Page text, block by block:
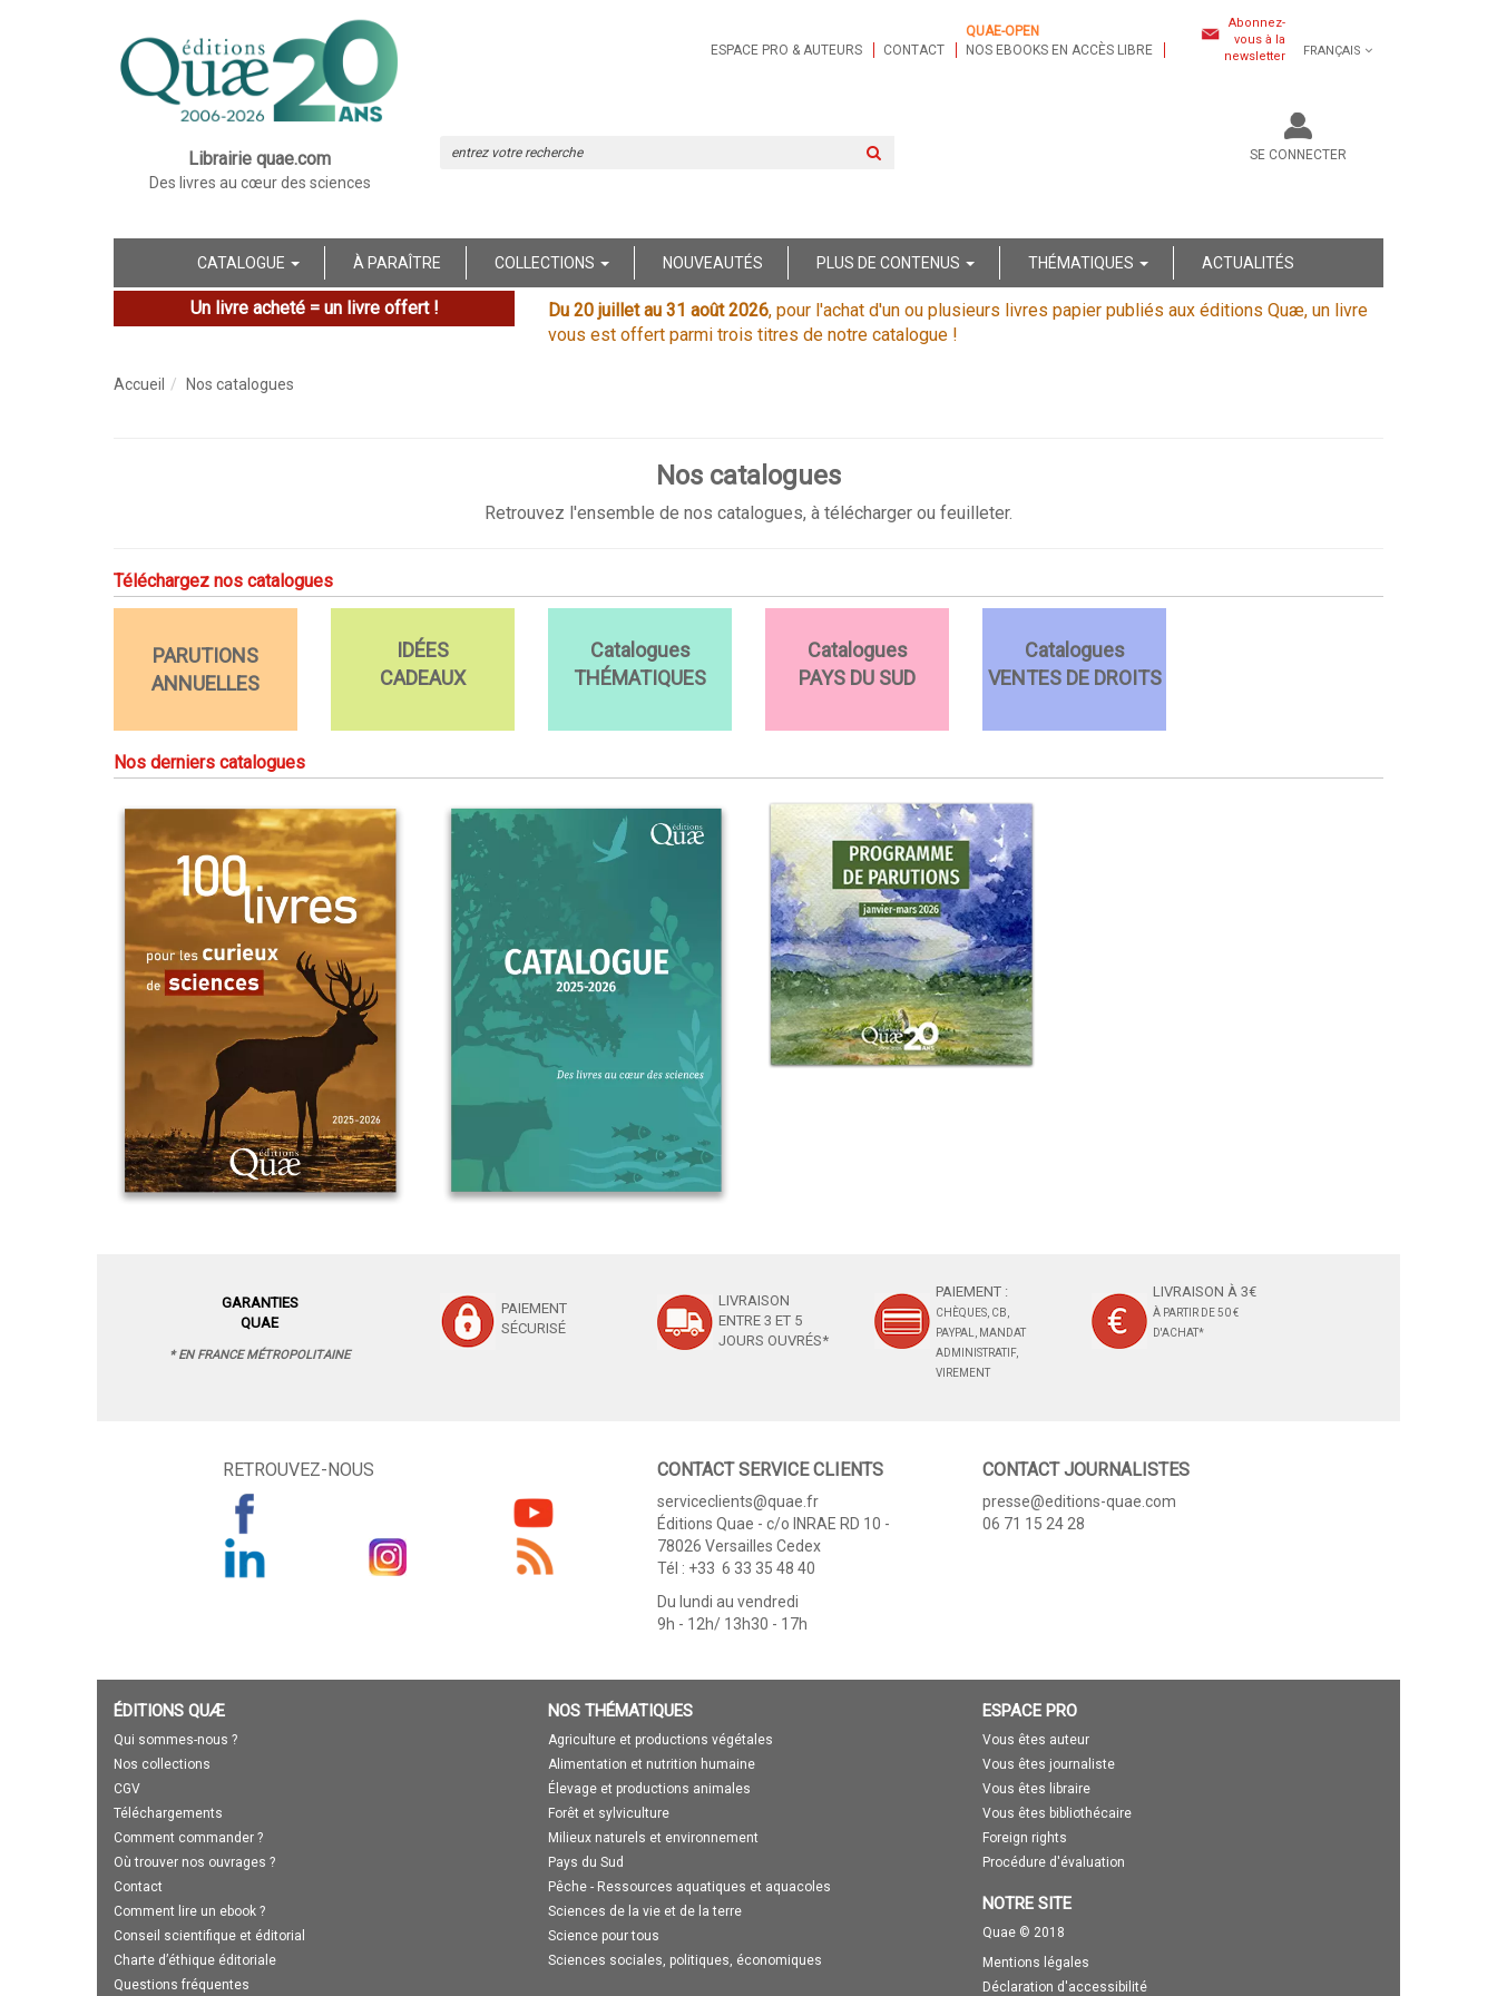
Librairie quae.com
Des livres au cœur des sciences
ESPACE PRO & AUTEURS CONTACT
QUAE-OPEN
NOS EBOOKS EN ACCÈS LIBRE
Abonnez-
vous à la
newsletter
FRANÇAIS
SE CONNECTER
CATALOGUE À PARAÎTRE COLLECTIONS NOUVEAUTÉS PLUS DE CONTENUS THÉMATIQUES ACTUALITÉS
Un livre acheté = un livre offert ! Du 20 juillet au 31 août 2026, pour l'achat d'un ou plusieurs livres papier publiés aux éditions Quæ, un livre
vous est offert parmi trois titres de notre catalogue !
Accueil Nos catalogues
Nos catalogues
Retrouvez l'ensemble de nos catalogues, à télécharger ou feuilleter.
Téléchargez nos catalogues
PARUTIONS
ANNUELLES
IDÉES
CADEAUX
Catalogues
THÉMATIQUES
Catalogues
PAYS DU SUD
Catalogues
VENTES DE DROITS
Nos derniers catalogues
GARANTIES
QUAE
* EN FRANCE MÉTROPOLITAINE
PAIEMENT
SÉCURISÉ
LIVRAISON
ENTRE 3 ET 5
JOURS OUVRÉS*
PAIEMENT :
CHÈQUES, CB,
PAYPAL, MANDAT
ADMINISTRATIF,
VIREMENT
LIVRAISON À 3€
À PARTIR DE 50 €
D'ACHAT*
RETROUVEZ-NOUS CONTACT SERVICE CLIENTS
serviceclients@quae.fr
Éditions Quae - c/o INRAE RD 10 -
78026 Versailles Cedex
Tél : +33 6 33 35 48 40
Du lundi au vendredi
9h - 12h/ 13h30 - 17h
CONTACT JOURNALISTES
presse@editions-quae.com
06 71 15 24 28
ÉDITIONS QUÆ
Qui sommes-nous ?
Nos collections
CGV
Téléchargements
Comment commander ?
Où trouver nos ouvrages ?
Contact
Comment lire un ebook ?
Conseil scientifique et éditorial
Charte d’éthique éditoriale
Questions fréquentes
NOS THÉMATIQUES
Agriculture et productions végétales
Alimentation et nutrition humaine
Élevage et productions animales
Forêt et sylviculture
Milieux naturels et environnement
Pays du Sud
Pêche - Ressources aquatiques et aquacoles
Sciences de la vie et de la terre
Science pour tous
Sciences sociales, politiques, économiques
ESPACE PRO
Vous êtes auteur
Vous êtes journaliste
Vous êtes libraire
Vous êtes bibliothécaire
Foreign rights
Procédure d'évaluation
NOTRE SITE
Quae © 2018
Mentions légales
Déclaration d'accessibilité